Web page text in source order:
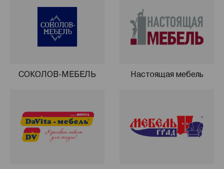
СОКОЛОВ-МЕБЕЛЬ Настоящая мебель